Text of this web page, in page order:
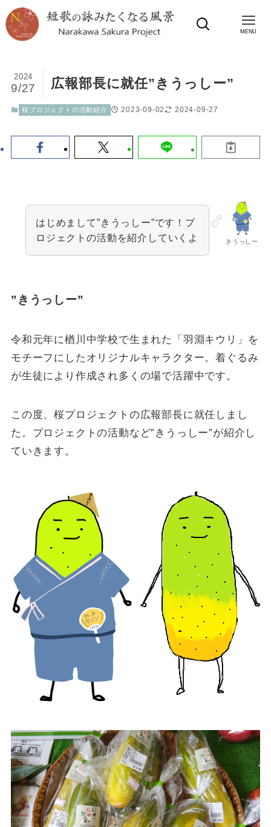
MENU
広報部長に就任”きうっしー”
2024
9/27
桜プロジェクトの活動紹介 2023-09-02 2024-09-27
きうっしー
はじめまして”きうっしー”です！プ
ロジェクトの活動を紹介していくよ
”きうっしー”
令和元年に楢川中学校で生まれた「羽淵キウリ」を
モチーフにしたオリジナルキャラクター。着ぐるみ
が生徒により作成され多くの場で活躍中です。
この度、桜プロジェクトの広報部長に就任しまし
た。プロジェクトの活動など”きうっしー”が紹介し
ていきます。